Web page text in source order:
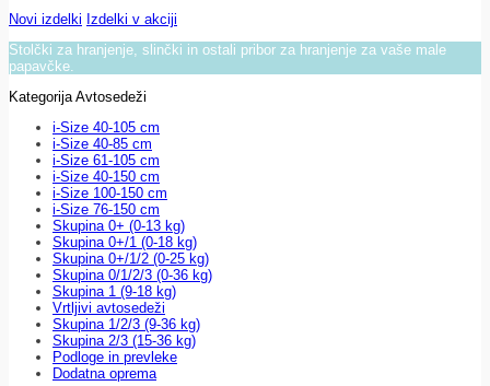
Novi izdelki Izdelki v akciji
Stolčki za hranjenje, slinčki in ostali pribor za hranjenje za vaše male
papavčke.
Kategorija Avtosedeži
i-Size 40-105 cm
i-Size 40-85 cm
i-Size 61-105 cm
i-Size 40-150 cm
i-Size 100-150 cm
i-Size 76-150 cm
Skupina 0+ (0-13 kg)
Skupina 0+/1 (0-18 kg)
Skupina 0+/1/2 (0-25 kg)
Skupina 0/1/2/3 (0-36 kg)
Skupina 1 (9-18 kg)
Vrtljivi avtosedeži
Skupina 1/2/3 (9-36 kg)
Skupina 2/3 (15-36 kg)
Podloge in prevleke
Dodatna oprema